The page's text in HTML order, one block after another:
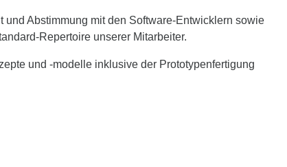
Abstimmung mit den Software-Entwicklern sowie
Repertoire unserer Mitarbeiter.
und -modelle inklusive der Prototypenfertigung